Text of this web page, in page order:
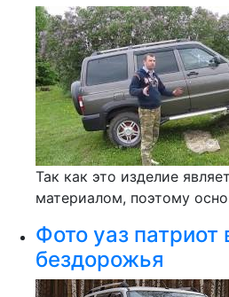
Так как это изделие
материалом, поэтому
Фото уаз патриот
бездорожья